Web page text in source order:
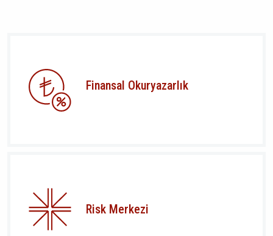
Finansal Okuryazarlık
Risk Merkezi